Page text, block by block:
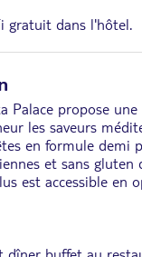
gratuit dans l'hôtel.
Palace propose
les saveurs
en formule demi
et sans gluten
est accessible en